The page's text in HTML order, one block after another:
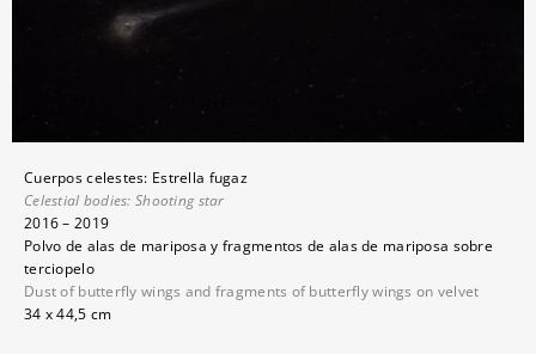
Cuerpos celestes: Estrella fugaz
Celestial bodies:Shooting star
2016 – 2019
Polvo de alas de mariposa y fragmentos de alas de mariposa sobre
terciopelo
Dust of butterfly wings and fragments of butterfly wings on velvet
34 x 44,5 cm